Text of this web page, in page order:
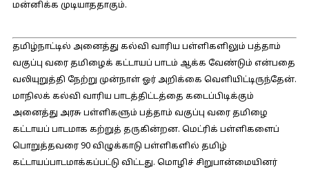
மன்னிக்க முடியாததாகும்.
தமிழ்நாட்டில் அனைத்து கல்வி வாரிய பள்ளிகளிலும் பத்தாம்
வகுப்பு வரை தமிழைக் கட்டாயப் பாடம் ஆக்க வேண்டும் என்பதை
வலியுறுத்தி நேற்று முன்நாள் ஓர் அறிக்கை வெளியிட்டிருந்தேன்.
மாநிலக் கல்வி வாரிய பாடத்திட்டத்தை கடைப்பிடிக்கும்
அனைத்து அரசு பள்ளிகளும் பத்தாம் வகுப்பு வரை தமிழை
கட்டாயப் பாடமாக கற்றுத் தருகின்றன. மெட்ரிக் பள்ளிகளைப்
பொறுத்தவரை 90 விழுக்காடு பள்ளிகளில் தமிழ்
கட்டாயப்பாடமாக்கப்பட்டு விட்டது. மொழிச் சிறுபான்மையினர்